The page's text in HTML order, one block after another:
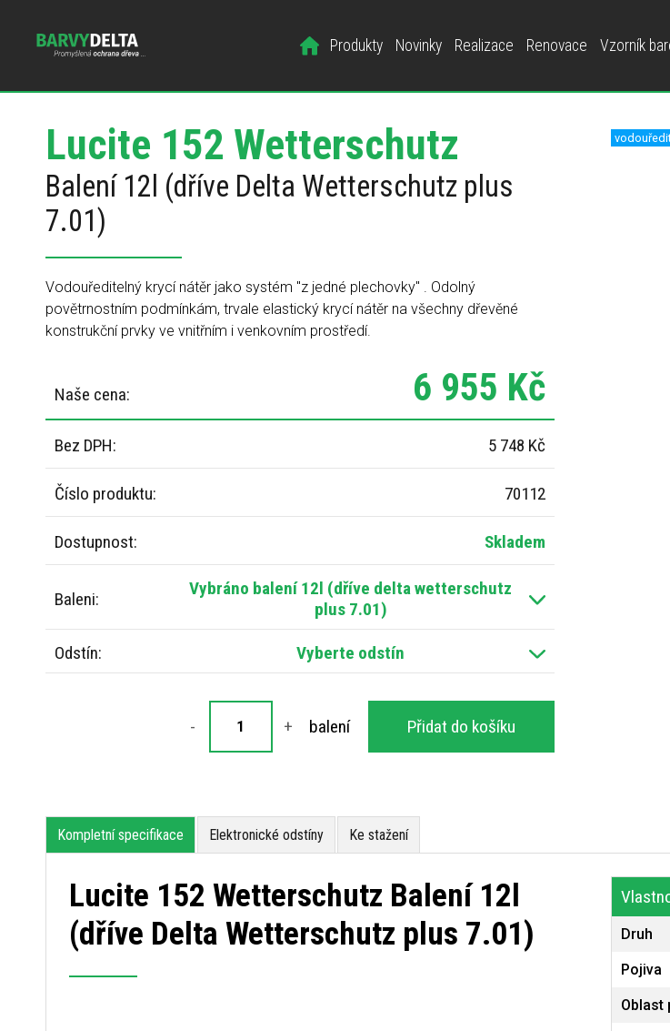
Produkty Novinky Realizace Renovace Vzorník
Lucite 152 Wetterschutz
Balení 12l (dříve Delta Wetterschutz plus
7.01)
Vodouředitelný krycí nátěr jako systém "z jedné plechovky" . Odolný
povětrnostním podmínkám, trvale elastický krycí nátěr na všechny dřevěné
konstrukční prvky ve vnitřním i venkovním prostředí.
Naše cena: 6 955 Kč
Bez DPH: 5 748 Kč
Číslo produktu: 70112
Dostupnost:
Baleni:
Vybráno balení 12l (dříve delta wetterschutz
plus 7.01)
Odstín: Vyberte odstín
- + balení Přidat do košíku
Kompletní specifikace Elektronické odstíny Ke stažení
Lucite 152 Wetterschutz Balení 12l
(dříve Delta Wetterschutz plus 7.01)
Druh
Pojiva
Oblast